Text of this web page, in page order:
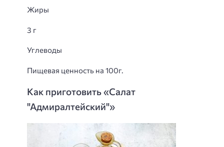
Жиры
3 г
Углеводы
Пищевая ценность на 100г.
Как приготовить «Салат
"Адмиралтейский"»